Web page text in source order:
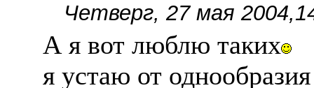
Четверг, 27 мая
А я вот люблю таких
я устаю от однообразия